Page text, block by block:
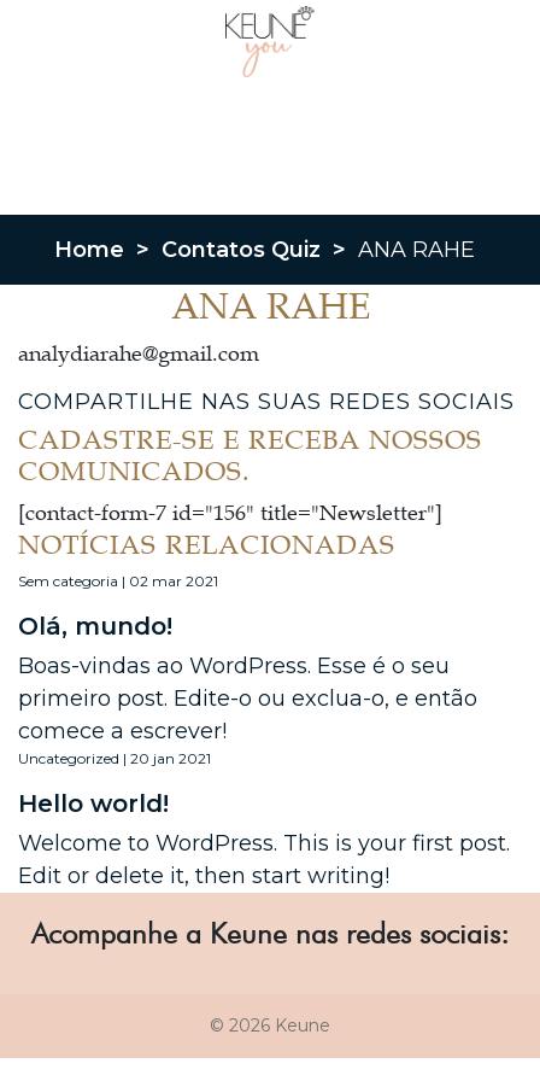
Home > Contatos Quiz > ANA RAHE
ANA RAHE
analydiarahe@gmail.com
COMPARTILHE NAS SUAS REDES SOCIAIS
CADASTRE-SE E RECEBA NOSSOS
COMUNICADOS.
[contact-form-7 id="156" title="Newsletter"]
NOTÍCIAS RELACIONADAS
Sem categoria | 02 mar 2021
Olá, mundo!
Boas-vindas ao WordPress. Esse é o seu
primeiro post. Edite-o ou exclua-o, e então
comece a escrever!
Uncategorized | 20 jan 2021
Hello world!
Welcome to WordPress. This is your first post.
Edit or delete it, then start writing!
Acompanhe a Keune nas redes sociais:
© 2026 Keune